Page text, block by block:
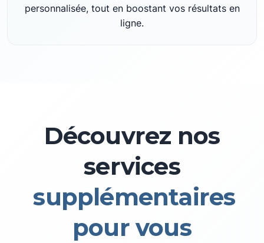
personnalisée, tout en boostant vos résultats en
ligne.
Découvrez nos
services
supplémentaires
pour vous